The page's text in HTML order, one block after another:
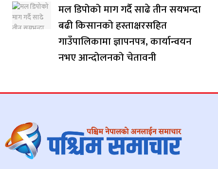
मल डिपोको माग गर्दै साढे तीन सयभन्दा
बढी किसानको हस्ताक्षरसहित
गाउँपालिकामा ज्ञापनपत्र, कार्यान्वयन
नभए आन्दोलनको चेतावनी